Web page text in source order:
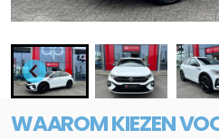
WAAROM KIEZEN